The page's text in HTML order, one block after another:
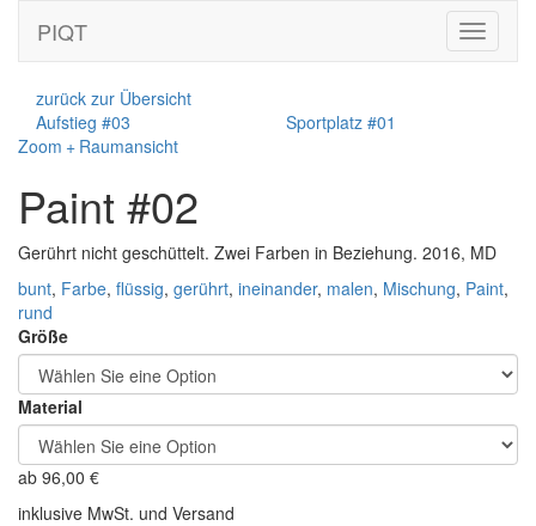
Toggle
PIQT
zurück zur Übersicht
Aufstieg #03
Sportplatz #01
Zoom + Raumansicht
Paint #02
Gerührt nicht geschüttelt. Zwei Farben in Beziehung. 2016, MD
bunt, Farbe, flüssig, gerührt, ineinander, malen, Mischung, Paint,
rund
Größe
Material
ab 96,00 €
inklusive MwSt. und Versand